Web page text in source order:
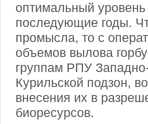
оптимальный уровень
последующие годы.
промысла, то с
объемов вылова
группам РПУ
Курильской подзон,
внесения их в
биоресурсов.